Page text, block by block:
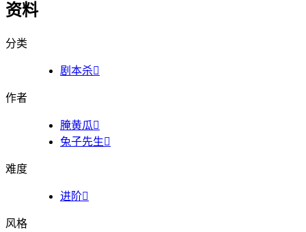
资料
分类
剧本杀
作者
腌黄瓜
兔子先生
难度
进阶
风格